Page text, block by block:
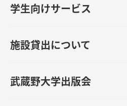
学生向けサービス
施設貸出について
武蔵野大学出版会